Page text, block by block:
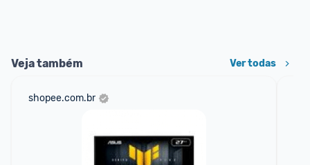
Veja também Ver todas
shopee.com.br